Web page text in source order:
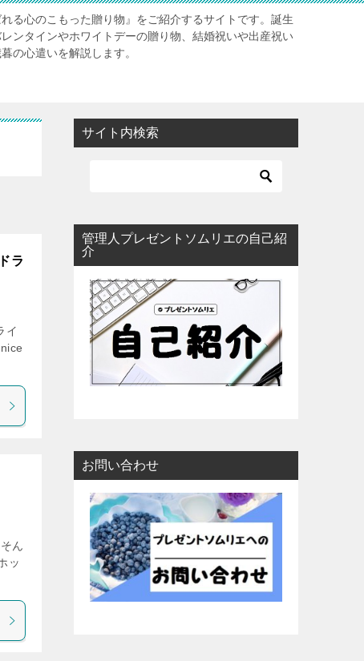
る心のこもった贈り物』をご紹介するサイトです。誕生
ンタインやホワイトデーの贈り物、結婚祝いや出産祝い
の心遣いを解説します。
ラ
イ
ん
ッ
サイト内検索
管理人プレゼントソムリエの自己紹
介
お問い合わせ